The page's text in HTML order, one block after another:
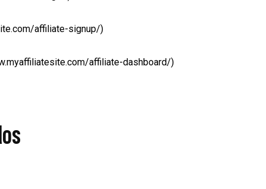
affiliate-signup/)
affiliate-dashboard/)